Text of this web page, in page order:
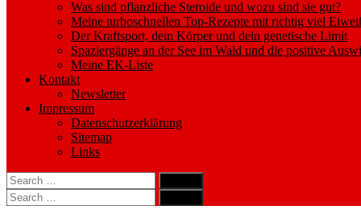
Was sind pflanzliche Steroide und wozu sind sie gut?
Meine turboschnellen Top-Rezepte mit richtig viel
Der Kraftsport, dein Körper und dein genetische Limit
Spaziergänge an der See im Wald und die positive
Meine EK-Liste
Kontakt
Newsletter
Impressum
Datenschutzerklärung
Sitemap
Links
Search
for:
Search
Search
for:
Search